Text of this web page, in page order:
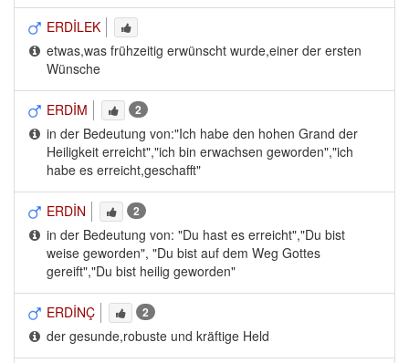
ERDİLEK
etwas,was frühzeitig erwünscht wurde,einer der ersten
Wünsche
ERDİM 2
in der Bedeutung von:"Ich habe den hohen Grand der
Heiligkeit erreicht","ich bin erwachsen geworden","ich
habe es erreicht,geschafft"
ERDİN 2
in der Bedeutung von: "Du hast es erreicht","Du bist
weise geworden", "Du bist auf dem Weg Gottes
gereift","Du bist heilig geworden"
ERDİNÇ 2
der gesunde,robuste und kräftige Held